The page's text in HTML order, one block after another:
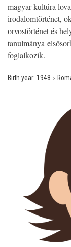
magyar kultúra
irodalomtörténet,
orvostörténet és
tanulmánya
foglalkozik.
Birth year: 1948 ›